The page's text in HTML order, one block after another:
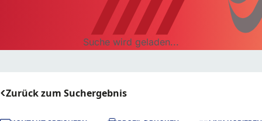
Suche wird geladen...
Zurück zum Suchergebnis